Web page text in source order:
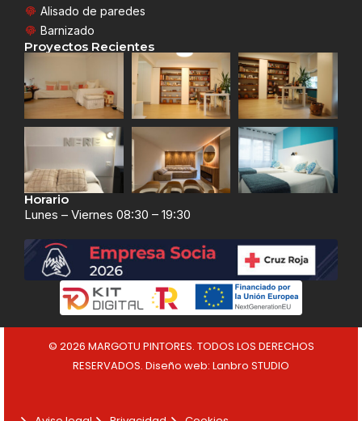
Alisado de paredes
Barnizado
Proyectos Recientes
Horario
Lunes – Viernes 08:30 – 19:30
© 2026 MARGOTU PINTORES. TODOS LOS DERECHOS
RESERVADOS. Diseño web: Lanbro STUDIO